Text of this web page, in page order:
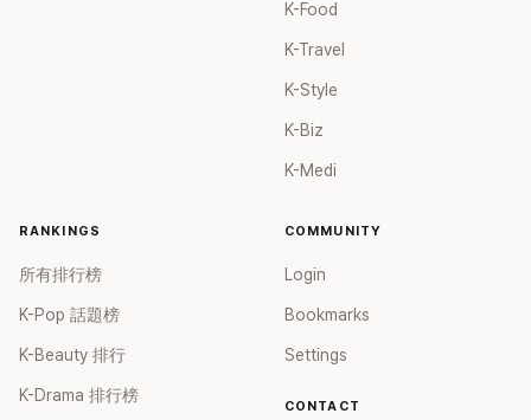
的錢進帳會是什麼感覺呢？可能因為日常太平常了吧，好羨慕
啊。29.幾乎都是在國內活動，巡演地點也不多，但還是超厲害
不過600億是稅後的嗎？稅也繳得很多，真的是愛國者。32.
異真的很大。17.不過在完全不知道內容的情況下出現“哇！原
來有這種...”的感覺還是很棒的。18.我就是考慮到這些情況才
去的，哈哈哈，即使這樣也很開心地玩回來了，但完全同意正
文的看法。如果不把首場當作演出失誤的練習場，而是賣個一
音響搞不好的時候最讓人火大哈哈！情緒不對或小失誤我可以
音響問題不是別的，是準備不充分的問題。 22.因為喜歡不被
劇透所以最喜歡首場，但這樣就真的會很火大。23.從首場開始
都不知道的狀態下看首場演唱會，但原來還有這種情況啊...
25.哇，我沒感受到，但原來也有這種情況啊。26.我就因為這
K-Food
K-Travel
K-Style
K-Biz
K-Medi
RANKINGS
所有排行榜
K-Pop 話題榜
K-Beauty 排行
K-Drama 排行榜
COMMUNITY
Login
Bookmarks
Settings
CONTACT